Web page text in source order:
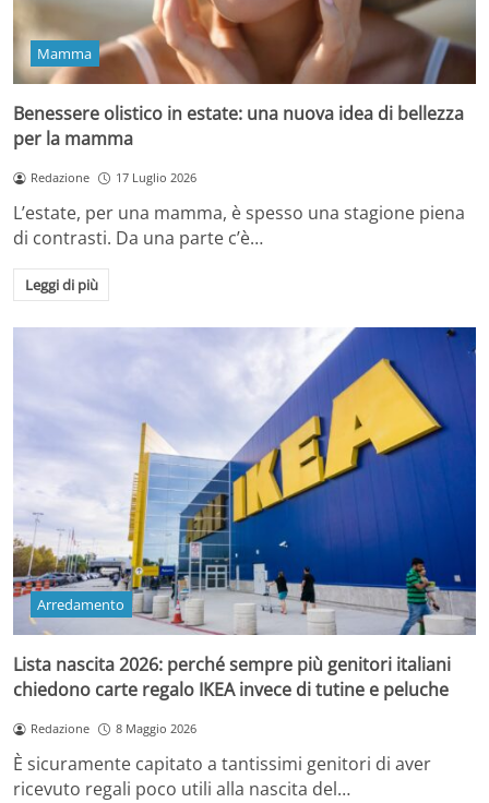
Mamma
Benessere olistico in estate: una nuova idea di bellezza
per la mamma
Redazione 17 Luglio 2026
L’estate, per una mamma, è spesso una stagione piena
di contrasti. Da una parte c’è…
Leggi di più
Arredamento
Lista nascita 2026: perché sempre più genitori italiani
chiedono carte regalo IKEA invece di tutine e peluche
Redazione 8 Maggio 2026
È sicuramente capitato a tantissimi genitori di aver
ricevuto regali poco utili alla nascita del…